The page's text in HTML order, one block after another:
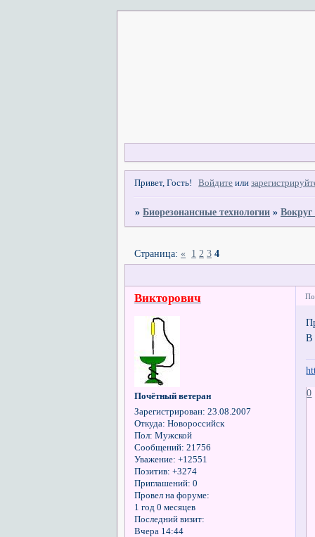
Привет, Гость! Войдите или
»Биорезонансные технологии »Вокруг
Страница: « 1 2 3 4
Викторович
Почётный ветеран
Зарегистрирован: 23.08.2007
Откуда: Новороссийск
Пол: Мужской
Сообщений: 21756
Уважение: +12551
Позитив: +3274
Приглашений: 0
Провел на форуме:
1 год 0 месяцев
Последний визит:
Вчера 14:44
В
0